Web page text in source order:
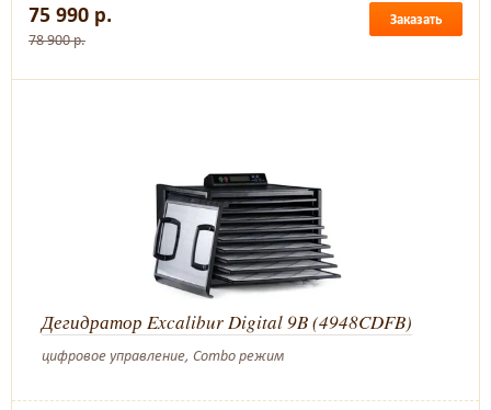
75 990 р.
78 900 р.
Заказать
Дегидратор Excalibur Digital 9B (4948CDFB)
цифровое управление, Combo режим